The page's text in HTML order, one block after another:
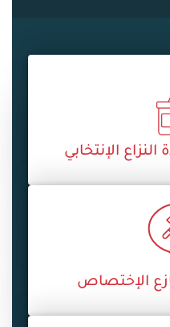
الإنتخابي
الإختصاص